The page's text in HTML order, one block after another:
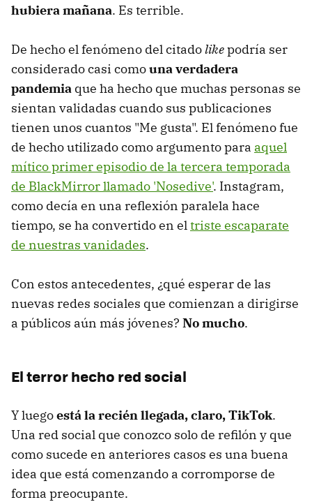
hubiera mañana. Es terrible.
De hecho el fenómeno del citadolikepodría ser
considerado casi comouna verdadera
pandemia que ha hecho que muchas personas se
sientan validadas cuando sus publicaciones
tienen unos cuantos "Me gusta". El fenómeno fue
de hecho utilizado como argumento para aquel
mítico primer episodio de la tercera temporada
de BlackMirror llamado 'Nosedive'. Instagram,
como decía en una reflexión paralela hace
tiempo, se ha convertido en eltriste escaparate
de nuestras vanidades.
Con estos antecedentes, ¿qué esperar de las
nuevas redes sociales que comienzan a dirigirse
a públicos aún más jóvenes? No mucho.
El terror hecho red social
Y luegoestá la recién llegada, claro, TikTok.
Una red social que conozco solo de refilón y que
como sucede en anteriores casos es una buena
idea que está comenzando a corromporse de
forma preocupante.